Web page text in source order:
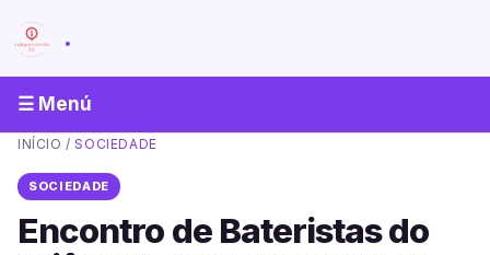
.
☰ Menú
INÍCIO /SOCIEDADE
SOCIEDADE
Encontro de Bateristas do